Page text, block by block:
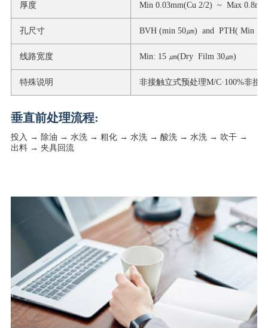
厚度 Min 0.03mm(Cu 2/2) ~ Max
孔尺寸 BVH (min 50㎛) and PTH( Min 50
线路宽度 Min: 15 ㎛(Dry Film 30㎛)
特殊说明 非接触立式预处理M/C·100%非接
垂直前处理流程:
投入 → 除油 → 水洗 → 粗化 → 水洗 → 酸洗 → 水洗 → 吹干 →
出料 → 夹具回流